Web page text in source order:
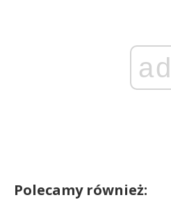
ad
Polecamy również: